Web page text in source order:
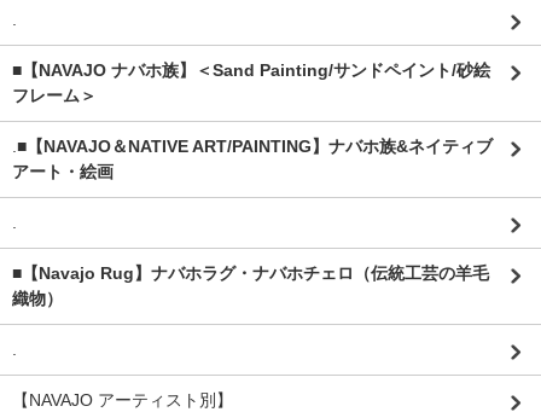
.
■【NAVAJO ナバホ族】＜Sand Painting/サンドペイント/砂絵
フレーム＞
.■【NAVAJO＆NATIVE ART/PAINTING】ナバホ族&ネイティブ
アート・絵画
.
■【Navajo Rug】ナバホラグ・ナバホチェロ（伝統工芸の羊毛
織物）
.
【NAVAJO アーティスト別】